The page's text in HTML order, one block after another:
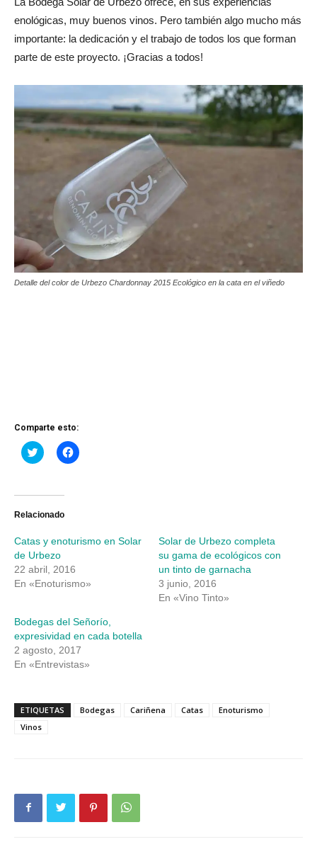
enológicas, muy buenos vinos. Pero también algo mucho más
importante: la dedicación y el trabajo de todos los que forman
parte de este proyecto. ¡Gracias a todos!
Detalle del color de Urbezo Chardonnay 2015 Ecológico en la cata en el viñedo
Comparte esto:
Haz
clic
Twitter
abre
ventana
nueva)
Haz
clic
ventana
Relacionado
Catas y enoturismo en Solar
de Urbezo
22 abril, 2016
En «Enoturismo»
Solar de Urbezo completa
su gama de ecológicos con
un tinto de garnacha
3 junio, 2016
En «Vino Tinto»
Bodegas del Señorío,
expresividad en cada botella
2 agosto, 2017
En «Entrevistas»
ETIQUETAS Bodegas Cariñena Catas
Enoturismo
Vinos